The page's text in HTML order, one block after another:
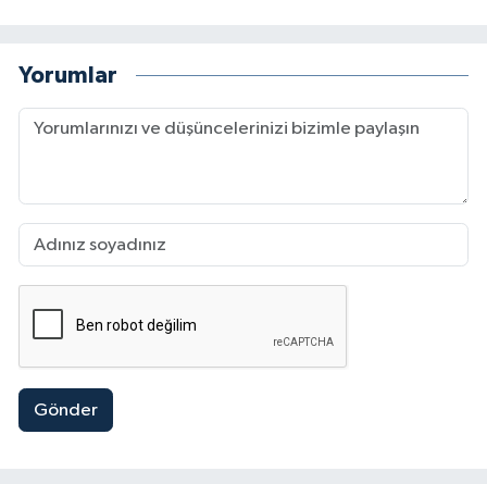
Çanakkale tas der yayınları 7. Ümmetin
Yeniden Dirilişi Çanakkale 8. Son Osmanlı Alimi
Muhammed Emin Er medd yayınları 9. Bir İhtilal
Basılacak Olanlar 1. İstiklal Marşı ve Akif 2.
Asım’ın Nesli (Tiyatro) 3. Selahaddin Eyyubi
(Tiyatro) 4. Çocuklar İçin Resimli Osmanlı
Padişahları (on kitap) 5. Mekke’nin Fethi 6.
Metodu
Yorumlar
Gönder